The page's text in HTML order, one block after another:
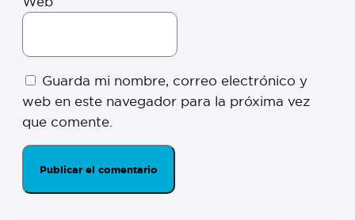
Guarda mi nombre, correo electrónico y
web en este navegador para la próxima vez
que comente.